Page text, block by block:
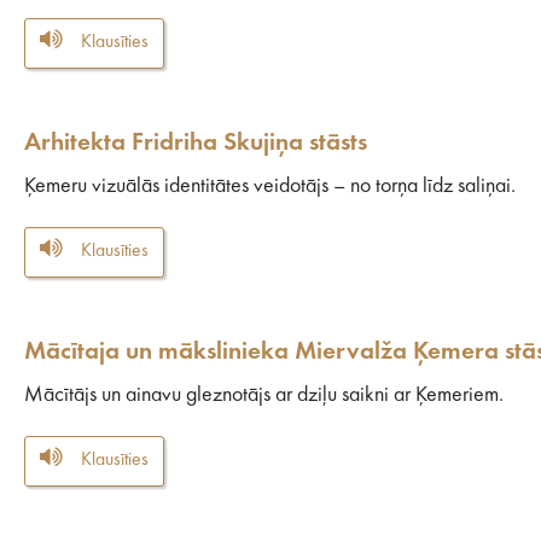
Klausīties
Arhitekta Fridriha Skujiņa stāsts
Ķemeru vizuālās identitātes veidotājs – no torņa līdz saliņai.
Klausīties
Mācītaja un mākslinieka Miervalža Ķemera
Mācītājs un ainavu gleznotājs ar dziļu saikni ar Ķemeriem.
Klausīties